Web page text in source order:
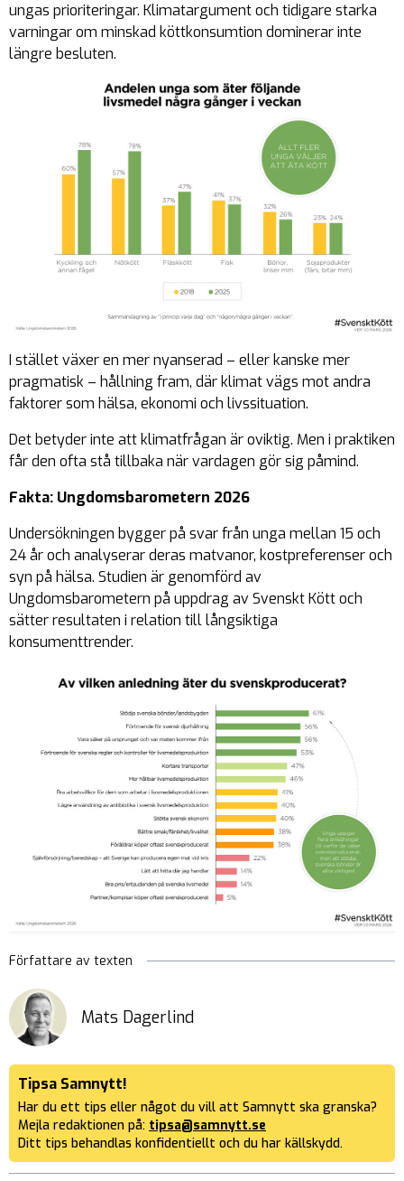
ungas prioriteringar. Klimatargument och tidigare starka
varningar om minskad köttkonsumtion dominerar inte
längre besluten.
I stället växer en mer nyanserad – eller kanske mer
pragmatisk – hållning fram, där klimat vägs mot andra
faktorer som hälsa, ekonomi och livssituation.
Det betyder inte att klimatfrågan är oviktig. Men i praktiken
får den ofta stå tillbaka när vardagen gör sig påmind.
Fakta: Ungdomsbarometern 2026
Undersökningen bygger på svar från unga mellan 15 och
24 år och analyserar deras matvanor, kostpreferenser och
syn på hälsa. Studien är genomförd av
Ungdomsbarometern på uppdrag av Svenskt Kött och
sätter resultaten i relation till långsiktiga
konsumenttrender.
Författare av texten
Mats Dagerlind
Tipsa Samnytt!
Har du ett tips eller något du vill att Samnytt ska granska?
Mejla redaktionen på: tipsa@samnytt.se
Ditt tips behandlas konfidentiellt och du har källskydd.